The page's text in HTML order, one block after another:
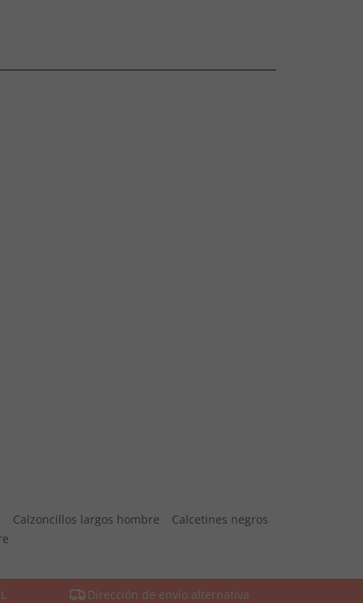
Calzoncillos largos hombre
Calcetines negros
Dirección de envío alternativa